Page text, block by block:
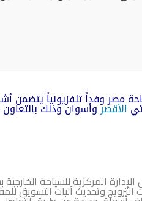
مصر وفداً تلفزيونياً يتضمن
الأقصروأسوان وذلك
المركزية للسياحة
وتحديث آليات التسويق